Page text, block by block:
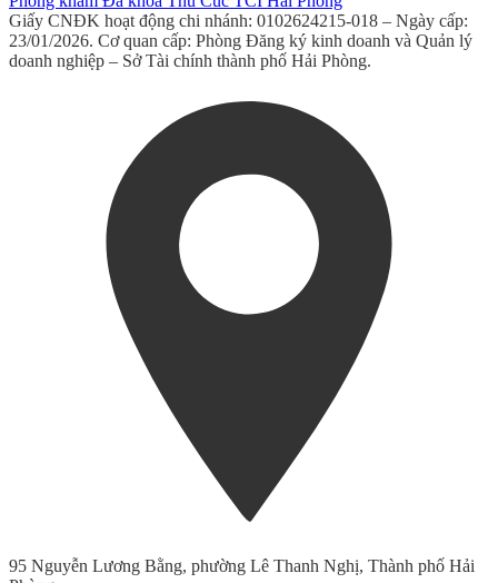
Giấy CNĐK hoạt động chi nhánh: 0102624215-018 – Ngày cấp:
23/01/2026. Cơ quan cấp: Phòng Đăng ký kinh doanh và Quản lý
doanh nghiệp – Sở Tài chính thành phố Hải Phòng.
95 Nguyễn Lương Bằng, phường Lê Thanh Nghị, Thành phố Hải